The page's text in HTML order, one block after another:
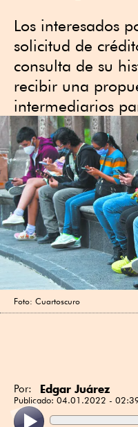
Los interesados
solicitud de
consulta de su
recibir una
intermediarios
Foto: Cuartoscuro
Por: Edgar Juárez
Publicado: 04.01.2022 -